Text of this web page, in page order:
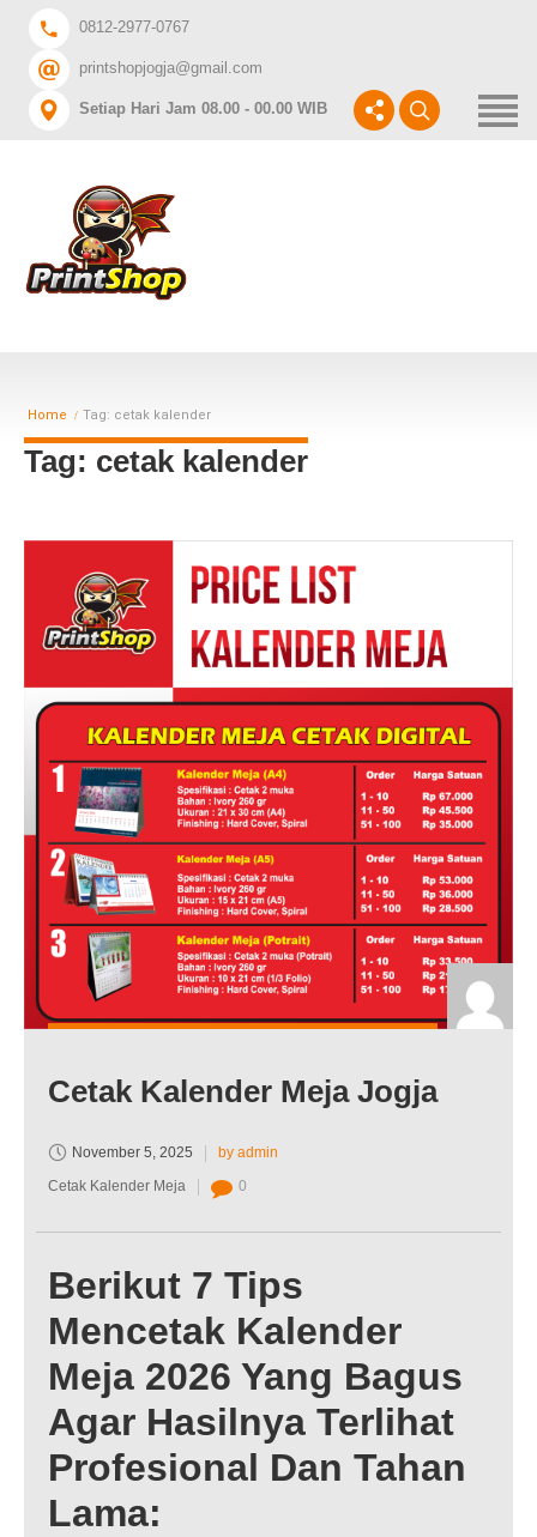
CABANG PRINTSHOP
0812-2977-0767
printshopjogja@gmail.com
Setiap Hari Jam 08.00 - 00.00 WIB
Home Tag: cetak kalender
Tag: cetak kalender
Cetak Kalender Meja Jogja
November 5, 2025
by admin
Cetak Kalender Meja
0
Berikut 7 Tips
Mencetak Kalender
Meja 2026 Yang Bagus
Agar Hasilnya Terlihat
Profesional Dan Tahan
Lama: